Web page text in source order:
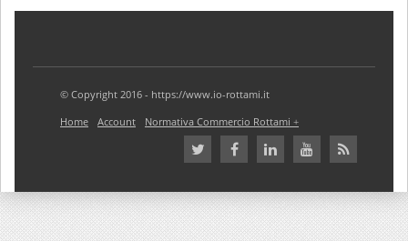
© Copyright 2016 - https://www.io-rottami.it
Home
Account Normativa Commercio Rottami